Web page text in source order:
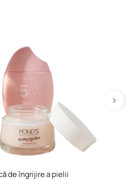
de îngrijire a pielii